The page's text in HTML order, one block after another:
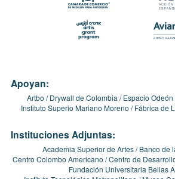
Apoyan:
Artbo Drywall de Colombia Espacio Odeón
Instituto Superio Mariano Moreno
Fábrica de
Instituciones Adjuntas:
Academia Superior de Artes
Banco de
Centro Colombo Americano Centro de
Fundación Universitaria Bellas